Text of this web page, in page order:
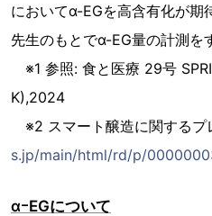
においてα-EGを高含有化が期
先生のもとでα-EG量の計測を
※1 参照: 食と医療 29号
K),2024
※2 スマート醸造に関するプ
s.jp/main/html/rd/p/
αｰEGについて